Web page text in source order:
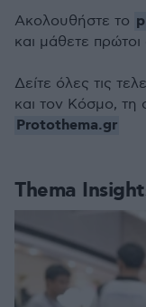
Thema
Ακολουθήστε το
και μάθετε πρώτοι
Δείτε όλες τις
και τον Κόσμο, τη
Protothema.gr